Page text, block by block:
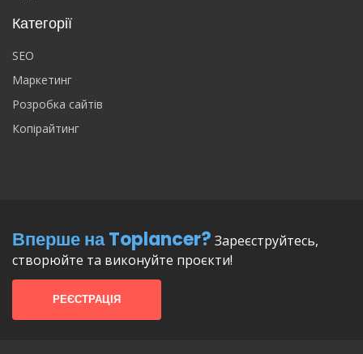
Категорії
SEO
Маркетинг
Розробка сайтів
Копірайтинг
Вперше на Toplancer? Зареєструйтесь,
створюйте та виконуйте проєкти!
РЕЄСТРАЦІЯ